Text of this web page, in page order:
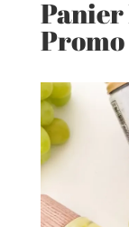
Panier
Promo